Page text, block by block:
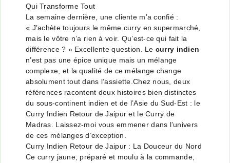
Qui Transforme Tout
La semaine dernière, une cliente m’a confié :
« J’achète toujours le même curry en supermarché,
mais le vôtre n’a rien à voir. Qu’est-ce qui fait la
différence ? » Excellente question. Le curry indien
n’est pas une épice unique mais un mélange
complexe, et la qualité de ce mélange change
absolument tout dans l’assiette.Chez nous, deux
références racontent deux histoires bien distinctes
du sous-continent indien et de l’Asie du Sud-Est : le
Curry Indien Retour de Jaipur et leCurry de
Madras . Laissez-moi vous emmener dans l’univers
de ces mélanges d’exception.
Curry Indien Retour de Jaipur : La Douceur du Nord
Ce curry jaune, préparé et moulu à la commande,